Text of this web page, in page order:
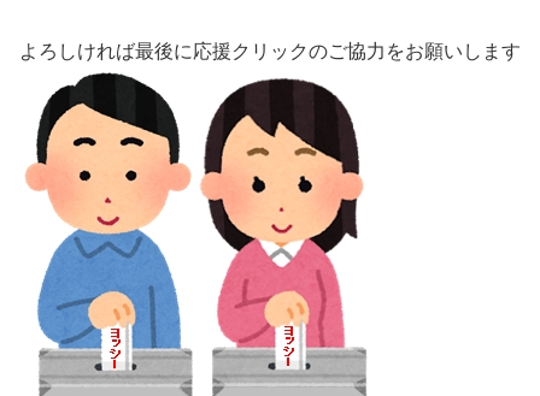
よろしければ最後に応援クリックのご協力をお願いします